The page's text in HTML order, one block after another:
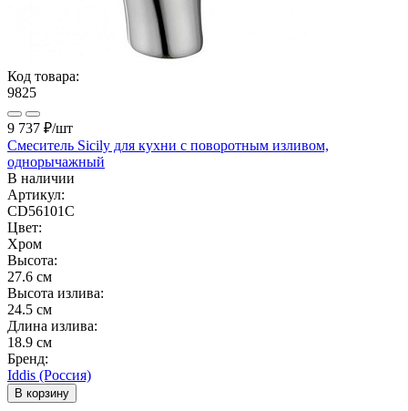
Код товара:
9825
9 737 ₽/шт
Смеситель Sicily для кухни с поворотным изливом,
однорычажный
В наличии
Артикул:
CD56101C
Цвет:
Хром
Высота:
27.6 см
Высота излива:
24.5 см
Длина излива:
18.9 см
Бренд:
Iddis (Россия)
В корзину